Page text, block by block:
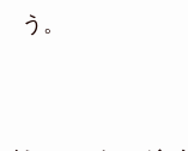
う。